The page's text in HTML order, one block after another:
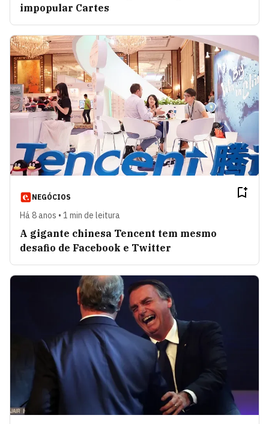
impopular Cartes
NEGÓCIOS
Há 8 anos • 1 min de leitura
A gigante chinesa Tencent tem mesmo
desafio de Facebook e Twitter